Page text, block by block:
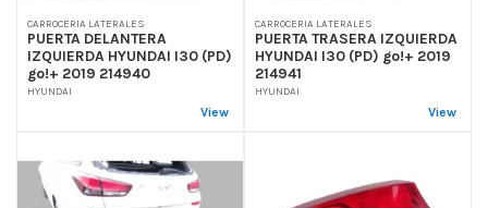
CARROCERIA LATERALES
PUERTA DELANTERA
IZQUIERDA HYUNDAI I30 (PD)
go!+ 2019 214940
HYUNDAI
View
CARROCERIA LATERALES
PUERTA TRASERA IZQUIERDA
HYUNDAI I30 (PD) go!+ 2019
214941
HYUNDAI
View